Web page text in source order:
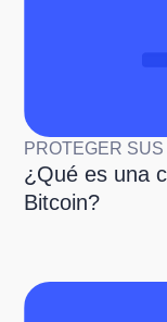
PROTEGER
¿Qué es una
Bitcoin?